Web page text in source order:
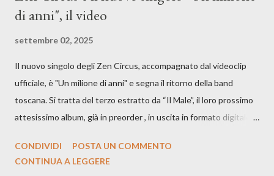
di anni", il video
settembre 02, 2025
Il nuovo singolo degli Zen Circus, accompagnato dal videoclip
ufficiale, è "Un milione di anni" e segna il ritorno della band
toscana. Si tratta del terzo estratto da “Il Male”, il loro prossimo
attesissimo album, già in preorder , in uscita in formato digitale il
Records. GUARDA IL VIDEO: CREDITI Produced by A71
CONDIVIDI
POSTA UN COMMENTO
CONTINUA A LEGGERE